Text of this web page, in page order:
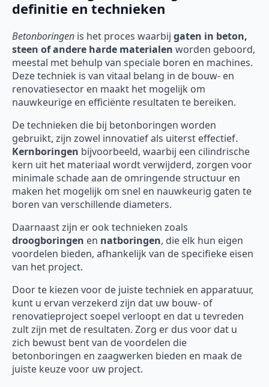
definitie en technieken
Betonboringen is het proces waarbij gaten in beton,
steen of andere harde materialen worden geboord,
meestal met behulp van speciale boren en machines.
Deze techniek is van vitaal belang in de bouw- en
renovatiesector en maakt het mogelijk om
nauwkeurige en efficiënte resultaten te bereiken.
De technieken die bij betonboringen worden
gebruikt, zijn zowel innovatief als uiterst effectief.
Kernboringen bijvoorbeeld, waarbij een cilindrische
kern uit het materiaal wordt verwijderd, zorgen voor
minimale schade aan de omringende structuur en
maken het mogelijk om snel en nauwkeurig gaten te
boren van verschillende diameters.
Daarnaast zijn er ook technieken zoals
droogboringen en natboringen, die elk hun eigen
voordelen bieden, afhankelijk van de specifieke eisen
van het project.
Door te kiezen voor de juiste techniek en apparatuur,
kunt u ervan verzekerd zijn dat uw bouw- of
renovatieproject soepel verloopt en dat u tevreden
zult zijn met de resultaten. Zorg er dus voor dat u
zich bewust bent van de voordelen die
betonboringen en zaagwerken bieden en maak de
juiste keuze voor uw project.